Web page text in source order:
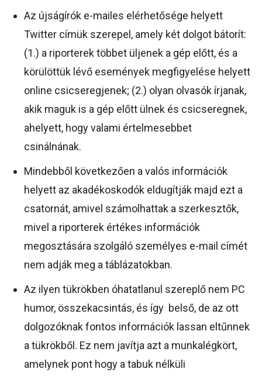
Az újságírók e-mailes elérhetősége helyett
Twitter címük szerepel, amely két dolgot bátorít:
(1.) a riporterek többet üljenek a gép előtt, és a
körülöttük lévő események megfigyelése helyett
online csicseregjenek; (2.) olyan olvasók írjanak,
akik maguk is a gép előtt ülnek és csicseregnek,
ahelyett, hogy valami értelmesebbet
csinálnának.
Mindebből következően a valós információk
helyett az akadékoskodók eldugítják majd ezt a
csatornát, amivel számolhattak a szerkesztők,
mivel a riporterek értékes információk
megosztására szolgáló személyes e-mail címét
nem adják meg a táblázatokban.
Az ilyen tükrökben óhatatlanul szereplő nem PC
humor, összekacsintás, és így belső, de az ott
dolgozóknak fontos információk lassan eltűnnek
a tükrökből. Ez nem javítja azt a munkalégkört,
amelynek pont hogy a tabuk nélküli